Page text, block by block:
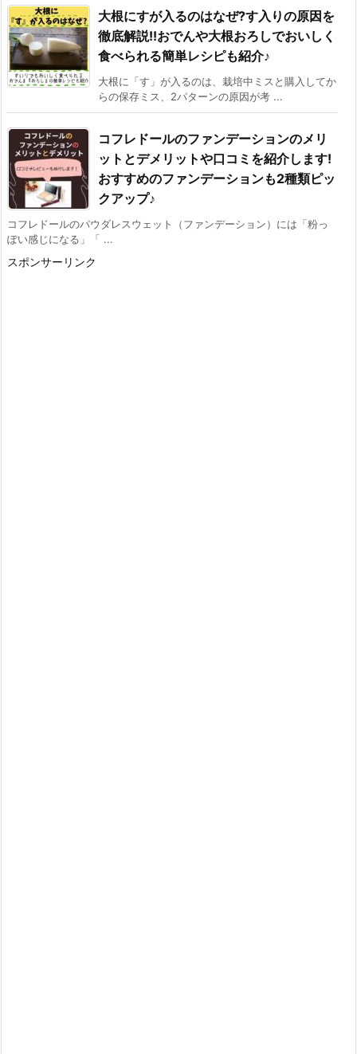
大根にすが入るのはなぜ?す入りの原因を
徹底解説!!おでんや大根おろしでおいしく
食べられる簡単レシピも紹介♪
大根に「す」が入るのは、栽培中ミスと購入してか
らの保存ミス、2パターンの原因が考 ...
コフレドールのファンデーションのメリ
ットとデメリットや口コミを紹介します!
おすすめのファンデーションも2種類ピッ
クアップ♪
コフレドールのパウダレスウェット（ファンデーション）には「粉っ
ぽい感じになる」「 ...
スポンサーリンク